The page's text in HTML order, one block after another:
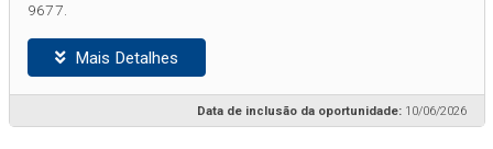
9677.
Mais Detalhes
Data de inclusão da oportunidade:10/06/2026